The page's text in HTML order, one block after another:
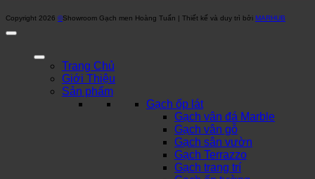
Copyright 2026 ©Showroom Gạch men Hoàng Tuấn | Thiết kế và duy trì bởi MARHUB
Trang Chủ
Giới Thiệu
Sản phẩm
Gạch ốp lát
Gạch vân đá Marble
Gạch vân gỗ
Gạch sân vườn
Gạch Terrazzo
Gạch trang trí